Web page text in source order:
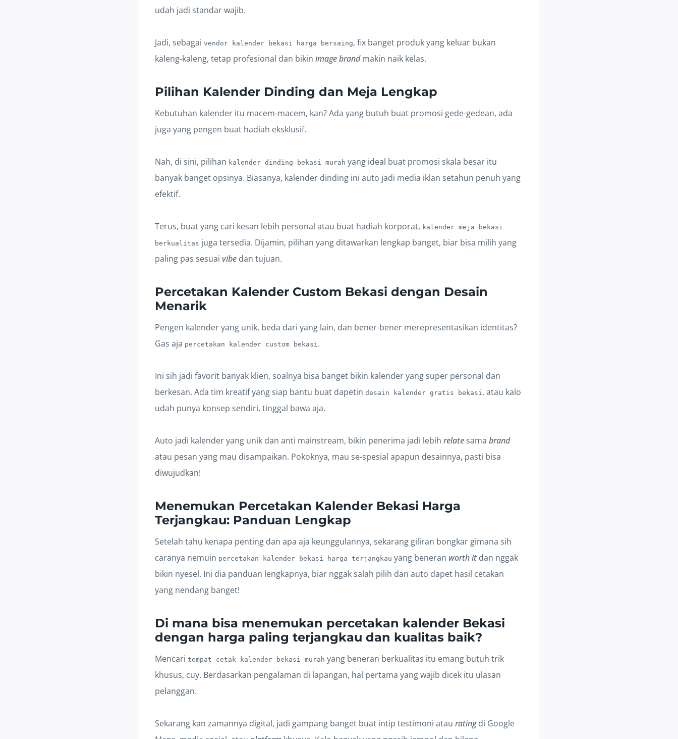
udah jadi standar wajib.
Jadi, sebagai vendor kalender bekasi harga bersaing, fix banget produk yang keluar bukan
kaleng-kaleng, tetap profesional dan bikin image brandmakin naik kelas.
Pilihan Kalender Dinding dan Meja Lengkap
Kebutuhan kalender itu macem-macem, kan? Ada yang butuh buat promosi gede-gedean, ada
juga yang pengen buat hadiah eksklusif.
Nah, di sini, pilihan kalender dinding bekasi murah yang ideal buat promosi skala besar itu
banyak banget opsinya. Biasanya, kalender dinding ini auto jadi media iklan setahun penuh yang
efektif.
Terus, buat yang cari kesan lebih personal atau buat hadiah korporat, kalender meja bekasi
berkualitas juga tersedia. Dijamin, pilihan yang ditawarkan lengkap banget, biar bisa milih yang
paling pas sesuai vibe dan tujuan.
Percetakan Kalender Custom Bekasi dengan Desain
Menarik
Pengen kalender yang unik, beda dari yang lain, dan bener-bener merepresentasikan identitas?
Gas aja percetakan kalender custom bekasi .
Ini sih jadi favorit banyak klien, soalnya bisa banget bikin kalender yang super personal dan
berkesan. Ada tim kreatif yang siap bantu buat dapetin desain kalender gratis bekasi , atau kalo
udah punya konsep sendiri, tinggal bawa aja.
Auto jadi kalender yang unik dan anti mainstream, bikin penerima jadi lebih relate sama brand
atau pesan yang mau disampaikan. Pokoknya, mau se-spesial apapun desainnya, pasti bisa
diwujudkan!
Menemukan Percetakan Kalender Bekasi Harga
Terjangkau: Panduan Lengkap
Setelah tahu kenapa penting dan apa aja keunggulannya, sekarang giliran bongkar gimana sih
caranya nemuin percetakan kalender bekasi harga terjangkau yang beneran worth it dan nggak
bikin nyesel. Ini dia panduan lengkapnya, biar nggak salah pilih dan auto dapet hasil cetakan
yang nendang banget!
Di mana bisa menemukan percetakan kalender Bekasi
dengan harga paling terjangkau dan kualitas baik?
Mencari tempat cetak kalender bekasi murah yang beneran berkualitas itu emang butuh trik
khusus, cuy. Berdasarkan pengalaman di lapangan, hal pertama yang wajib dicek itu ulasan
pelanggan.
Sekarang kan zamannya digital, jadi gampang banget buat intip testimoni atau ratingdi Google